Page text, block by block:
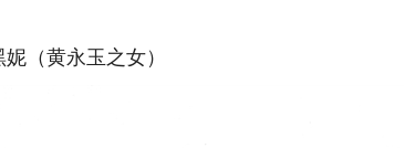
黄永玉之女）